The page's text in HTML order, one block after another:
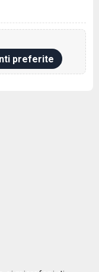
preferite